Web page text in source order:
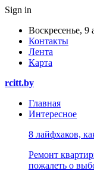
Sign in
Воскресенье, 9
Контакты
Лента
Карта
rcitt.by
Главная
Интересное
8 лайфхаков,
Ремонт
пожалеть о